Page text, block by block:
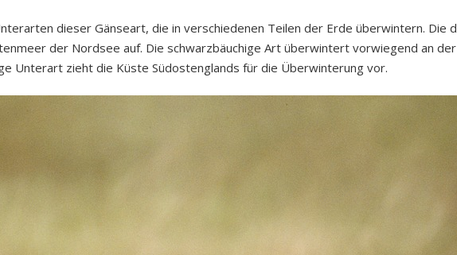
dieser Gänseart, die in verschiedenen Teilen der Erde überwintern. Die
der Nordsee auf. Die schwarzbäuchige Art überwintert vorwiegend an
Unterart zieht die Küste Südostenglands für die Überwinterung vor.